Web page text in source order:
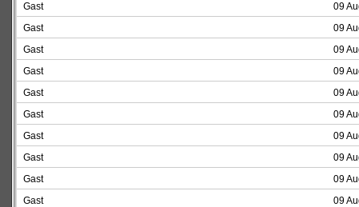
Gast
09
Gast
09
Gast
09
Gast
09
Gast
09
Gast
09
Gast
09
Gast
09
Gast
09
Gast
09